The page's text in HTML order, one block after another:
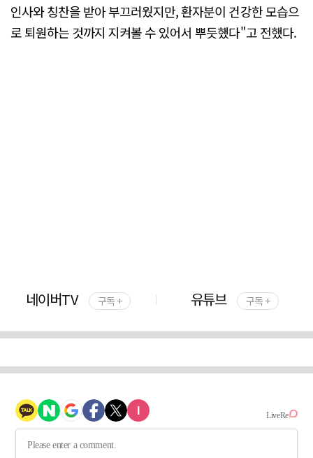
인사와 칭찬을 받아 부끄러웠지만, 환자분이 건강한 모습으
로 퇴원하는 것까지 지켜볼 수 있어서 뿌듯했다"고 전했다.
네이버TV 구독 + 유튜브 구독 +